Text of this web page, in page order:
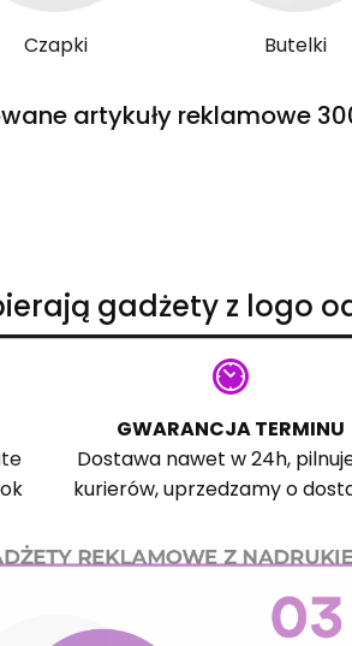
Czapki Butelki
artykuły reklamowe
gadżety z logo
GWARANCJA TERMINU
Dostawa nawet w 24h,
kurierów, uprzedzamy o